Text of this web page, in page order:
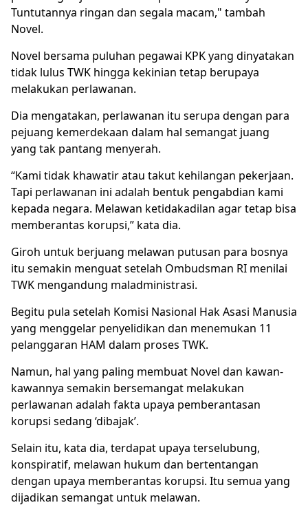
Tuntutannya ringan dan segala macam," tambah
Novel.
Novel bersama puluhan pegawai KPK yang dinyatakan
tidak lulus TWK hingga kekinian tetap berupaya
melakukan perlawanan.
Dia mengatakan, perlawanan itu serupa dengan para
pejuang kemerdekaan dalam hal semangat juang
yang tak pantang menyerah.
“Kami tidak khawatir atau takut kehilangan pekerjaan.
Tapi perlawanan ini adalah bentuk pengabdian kami
kepada negara. Melawan ketidakadilan agar tetap bisa
memberantas korupsi,” kata dia.
Giroh untuk berjuang melawan putusan para bosnya
itu semakin menguat setelah Ombudsman RI menilai
TWK mengandung maladministrasi.
Begitu pula setelah Komisi Nasional Hak Asasi Manusia
yang menggelar penyelidikan dan menemukan 11
pelanggaran HAM dalam proses TWK.
Namun, hal yang paling membuat Novel dan kawan-
kawannya semakin bersemangat melakukan
perlawanan adalah fakta upaya pemberantasan
korupsi sedang ‘dibajak’.
Selain itu, kata dia, terdapat upaya terselubung,
konspiratif, melawan hukum dan bertentangan
dengan upaya memberantas korupsi. Itu semua yang
dijadikan semangat untuk melawan.